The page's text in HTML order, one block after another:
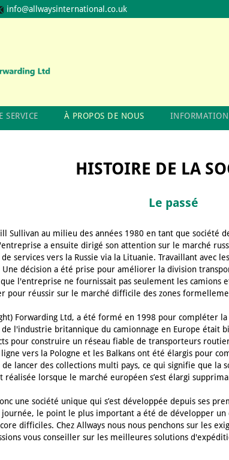
info@allwaysinternational.co.uk
SERVICE À PROPOS DE NOUS INFORMATION
HISTOIRE DE LA
Le passé
Sullivan au milieu des années 1980 en tant que société
a ensuite dirigé son attention sur le marché
services vers la Russie via la Lituanie. Travaillant avec
décision a été prise pour améliorer la division
l'entreprise ne fournissait pas seulement les camions
pour réussir sur le marché difficile des zones
Forwarding Ltd, a été formé en 1998 pour compléter
l'industrie britannique du camionnage en Europe était
pour construire un réseau fiable de transporteurs
vers la Pologne et les Balkans ont été élargis pour
lancer des collections multi pays, ce qui signifie que la
lorsque le marché européen s’est élargi
une société unique qui s’est développée depuis ses
journée, le point le plus important a été de développer
difficiles. Chez Allways nous nous penchons sur les
vous conseiller sur les meilleures solutions